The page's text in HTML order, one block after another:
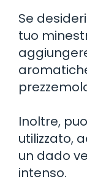
Se
tuo
Inoltre,
utilizzato,
un dado
intenso.